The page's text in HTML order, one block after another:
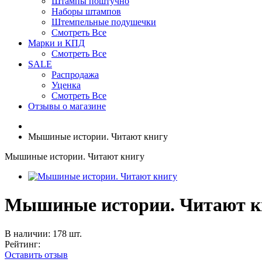
Наборы штампов
Штемпельные подушечки
Смотреть Все
Марки и КПД
Смотреть Все
SALE
Распродажа
Уценка
Смотреть Все
Отзывы о магазине
Мышиные истории. Читают книгу
Мышиные истории. Читают книгу
Мышиные истории. Читают
В наличии: 178 шт.
Рейтинг:
Оставить отзыв